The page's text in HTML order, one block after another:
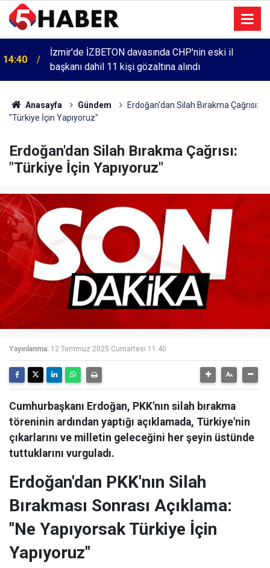
14:40
İzmir'de İZBETON davasında CHP'nin eski il
başkanı dahil 11 kişi gözaltına alındı
Anasayfa Gündem
Erdoğan'dan Silah Bırakma Çağrısı:
"Türkiye İçin Yapıyoruz"
Erdoğan'dan Silah Bırakma Çağrısı:
"Türkiye İçin Yapıyoruz"
Yayınlanma: 12 Temmuz 2025 Cumartesi 11:40
Cumhurbaşkanı Erdoğan, PKK'nın silah bırakma
töreninin ardından yaptığı açıklamada, Türkiye'nin
çıkarlarını ve milletin geleceğini her şeyin üstünde
tuttuklarını vurguladı.
Erdoğan'dan PKK'nın Silah
Bırakması Sonrası Açıklama:
"Ne Yapıyorsak Türkiye İçin
Yapıyoruz"